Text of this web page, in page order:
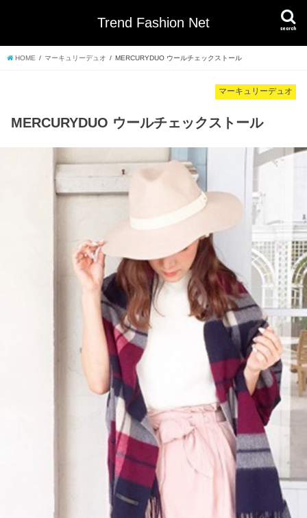
Trend Fashion Net search
HOME マーキュリーデュオ MERCURYDUO ウールチェックストール
マーキュリーデュオ
MERCURYDUO ウールチェックストール